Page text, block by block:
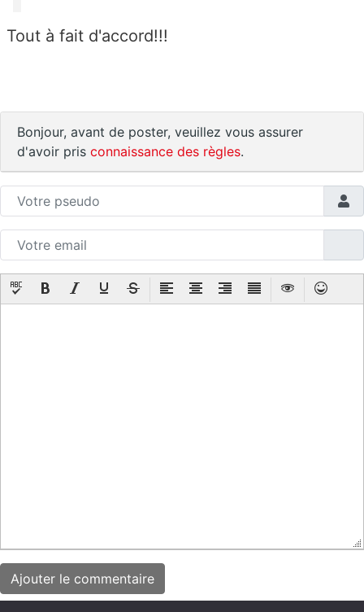
Tout à fait d'accord!!!
Bonjour, avant de poster, veuillez vous assurer
d'avoir pris connaissance des règles.